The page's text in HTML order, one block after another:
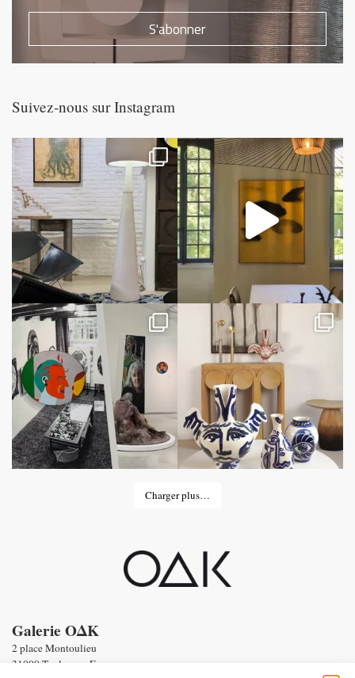
S'abonner
Suivez-nous sur Instagram
Charger plus…
Galerie OΔK
2 place Montoulieu
31000 Toulouse - France